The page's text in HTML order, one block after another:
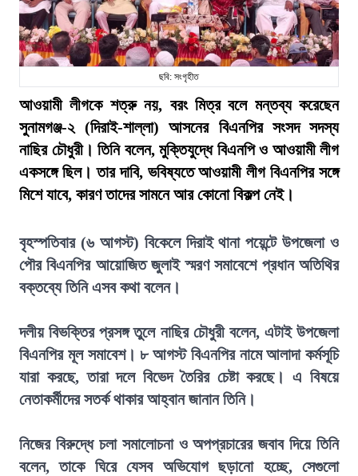
ছবি: সংগৃহীত
আওয়ামী লীগকে শত্রু নয়, বরং মিত্র বলে মন্তব্য করেছেন
সুনামগঞ্জ-২ (দিরাই-শাল্লা) আসনের বিএনপির সংসদ সদস্য
নাছির চৌধুরী। তিনি বলেন, মুক্তিযুদ্ধে বিএনপি ও আওয়ামী লীগ
একসঙ্গে ছিল। তার দাবি, ভবিষ্যতে আওয়ামী লীগ বিএনপির সঙ্গে
মিশে যাবে, কারণ তাদের সামনে আর কোনো বিকল্প নেই।
বৃহস্পতিবার (৬ আগস্ট) বিকেলে দিরাই থানা পয়েন্টে উপজেলা ও
পৌর বিএনপির আয়োজিত জুলাই স্মরণ সমাবেশে প্রধান অতিথির
বক্তব্যে তিনি এসব কথা বলেন।
দলীয় বিভক্তির প্রসঙ্গ তুলে নাছির চৌধুরী বলেন, এটাই উপজেলা
বিএনপির মূল সমাবেশ। ৮ আগস্ট বিএনপির নামে আলাদা কর্মসূচি
যারা করছে, তারা দলে বিভেদ তৈরির চেষ্টা করছে। এ বিষয়ে
নেতাকর্মীদের সতর্ক থাকার আহ্বান জানান তিনি।
নিজের বিরুদ্ধে চলা সমালোচনা ও অপপ্রচারের জবাব দিয়ে তিনি
বলেন, তাকে ঘিরে যেসব অভিযোগ ছড়ানো হচ্ছে, সেগুলো